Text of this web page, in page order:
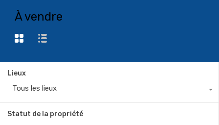
À vendre
Lieux
Tous les lieux
Statut de la propriété